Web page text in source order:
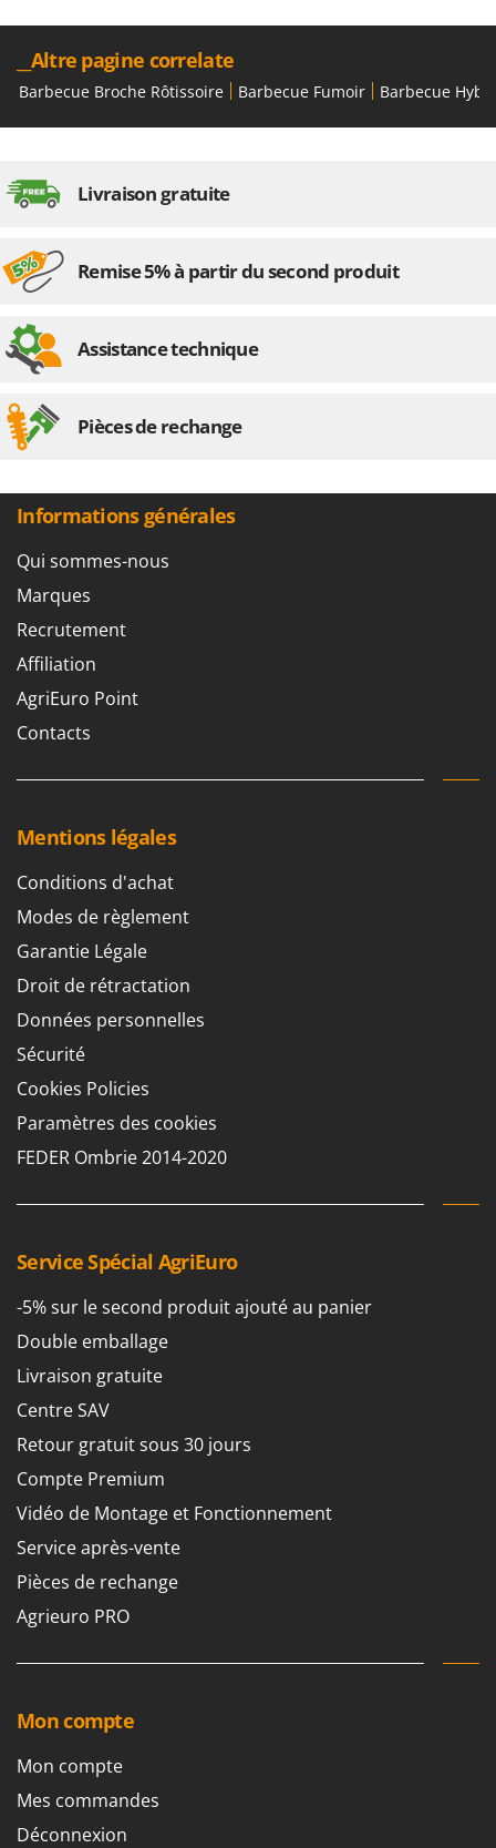
Outdoorchef
P
Paterlini
Pramac
R
R.G.V.
Reber
Resto Italia
Ripartrak
Ritter
River Systems
Robomow
Rossofuoco
Rover Pompe
Royal Food
S.T.P.
Santos
Sbaraglia
Shark
Sirman
Skil
Smartwood
Snapper
Solidur
Spice Electronics
Spiralmac
Spring Protezione
Spyro
Stanley
Stiga
Stocker
Sunseeker
T
TecnoGen
Telwin
Tenco
Tineco
Titania
__Altre pagine correlate
Barbecue Broche Rôtissoire Barbecue Fumoir Barbecue
Livraison gratuite
Remise 5% à partir du second produit
Assistance technique
Pièces de rechange
Informations générales
Qui sommes-nous
Marques
Recrutement
Affiliation
AgriEuro Point
Contacts
Mentions légales
Conditions d'achat
Modes de règlement
Garantie Légale
Droit de rétractation
Données personnelles
Sécurité
Cookies Policies
Paramètres des cookies
FEDER Ombrie 2014-2020
Service Spécial AgriEuro
-5% sur le second produit ajouté au panier
Double emballage
Livraison gratuite
Centre SAV
Retour gratuit sous 30 jours
Compte Premium
Vidéo de Montage et Fonctionnement
Service après-vente
Pièces de rechange
Agrieuro PRO
Mon compte
Mon compte
Mes commandes
Déconnexion